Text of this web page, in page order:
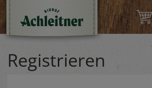
Registrieren